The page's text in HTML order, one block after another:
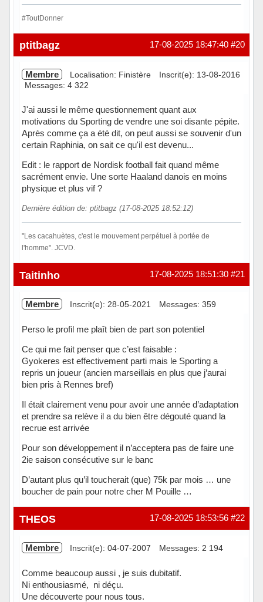
#ToutDonner
Hors ligne #20
17-08-2025 18:47:40
ptitbagz
Membre Localisation: Finistère
Inscrit(e): 13-08-2016
Messages: 4 322
J'ai aussi le même questionnement quant aux
motivations du Sporting de vendre une soi disante pépite.
Après comme ça a été dit, on peut aussi se souvenir d'un
certain Raphinia, on sait ce qu'il est devenu...
Edit : le rapport de Nordisk football fait quand même
sacrément envie. Une sorte Haaland danois en moins
physique et plus vif ?
Dernière édition de: ptitbagz (17-08-2025 18:52:12)
"Les cacahuètes, c'est le mouvement perpétuel à portée de
l'homme". JCVD.
Hors ligne #21
17-08-2025 18:51:30
Taitinho
Membre Inscrit(e): 28-05-2021 Messages: 359
Perso le profil me plaît bien de part son potentiel
Ce qui me fait penser que c’est faisable :
Gyokeres est effectivement parti mais le Sporting a
repris un joueur (ancien marseillais en plus que j’aurai
bien pris à Rennes bref)
Il était clairement venu pour avoir une année d’adaptation
et prendre sa relève il a du bien être dégouté quand la
recrue est arrivée
Pour son développement il n’acceptera pas de faire une
2ie saison consécutive sur le banc
D’autant plus qu’il toucherait (que) 75k par mois … une
boucher de pain pour notre cher M Pouille …
Hors ligne #22
17-08-2025 18:53:56
THEOS
Membre Inscrit(e): 04-07-2007 Messages: 2 194
Comme beaucoup aussi , je suis dubitatif.
Ni enthousiasmé, ni déçu.
Une découverte pour nous tous.